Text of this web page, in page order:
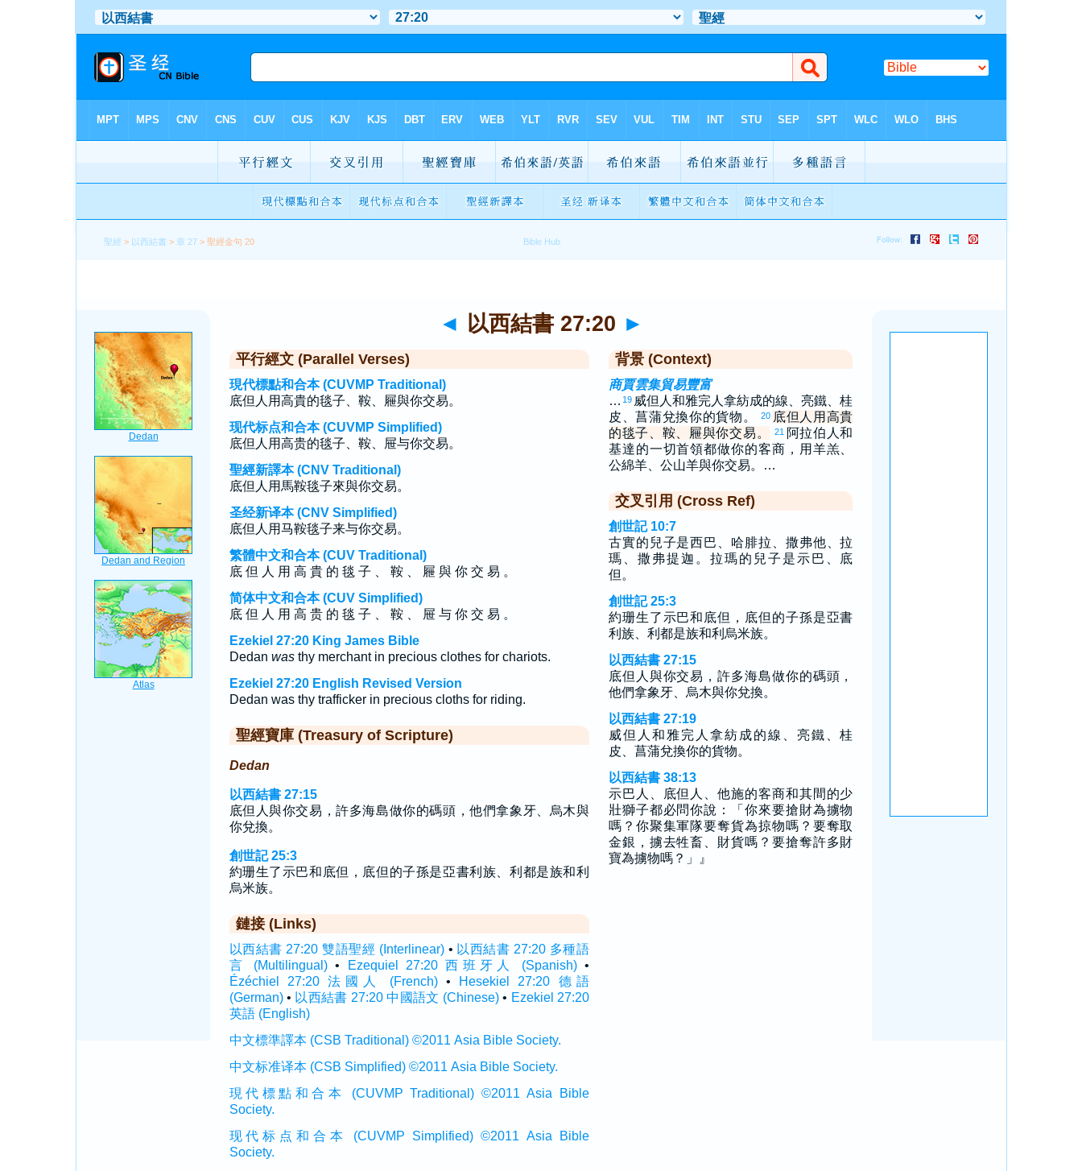
聖經 > 以西結書 > 章 27 > 聖經金句 20
◄ 以西結書 27:20 ►
平行經文 (Parallel Verses)
現代標點和合本 (CUVMP Traditional)
底但人用高貴的毯子、鞍、屜與你交易。
现代标点和合本 (CUVMP Simplified)
底但人用高贵的毯子、鞍、屉与你交易。
聖經新譯本 (CNV Traditional)
底但人用馬鞍毯子來與你交易。
圣经新译本 (CNV Simplified)
底但人用马鞍毯子来与你交易。
繁體中文和合本 (CUV Traditional)
底 但 人 用 高 貴 的 毯 子 、 鞍 、 屜 與 你 交 易 。
简体中文和合本 (CUV Simplified)
底 但 人 用 高 贵 的 毯 子 、 鞍 、 屉 与 你 交 易 。
Ezekiel 27:20 King James Bible
Dedan wasthy merchant in precious clothes for chariots.
Ezekiel 27:20 English Revised Version
Dedan was thy trafficker in precious cloths for riding.
聖經寶庫 (Treasury of Scripture)
Dedan
以西結書 27:15
底但人與你交易，許多海島做你的碼頭，他們拿象牙、烏木與
你兌換。
創世記 25:3
約珊生了示巴和底但，底但的子孫是亞書利族、利都是族和利
烏米族。
鏈接 (Links)
以西結書 27:20 雙語聖經 (Interlinear) • 以西結書 27:20 多種語
言 (Multilingual) • Ezequiel 27:20 西班牙人 (Spanish)•
Ézéchiel 27:20 法國人 (French)•
Hesekiel 27:20 德語
(German)• 以西結書 27:20 中國語文 (Chinese)• Ezekiel 27:20
英語 (English)
中文標準譯本 (CSB Traditional) ©2011 Asia Bible Society.
中文标准译本 (CSB Simplified) ©2011 Asia Bible Society.
現代標點和合本 (CUVMP Traditional) ©2011 Asia Bible
Society.
现代标点和合本 (CUVMP Simplified) ©2011 Asia Bible
Society.
背景 (Context)
商賈雲集貿易豐富
… 19 威但人和雅完人拿紡成的線、亮鐵、桂
皮、菖蒲兌換你的貨物。
20 底但人用高貴
的毯子、鞍、屜與你交易。
21 阿拉伯人和
基達的一切首領都做你的客商，用羊羔、
公綿羊、公山羊與你交易。…
交叉引用 (Cross Ref)
創世記 10:7
古實的兒子是西巴、哈腓拉、撒弗他、拉
瑪、撒弗提迦。拉瑪的兒子是示巴、底
但。
創世記 25:3
約珊生了示巴和底但，底但的子孫是亞書
利族、利都是族和利烏米族。
以西結書 27:15
底但人與你交易，許多海島做你的碼頭，
他們拿象牙、烏木與你兌換。
以西結書 27:19
威但人和雅完人拿紡成的線、亮鐵、桂
皮、菖蒲兌換你的貨物。
以西結書 38:13
示巴人、底但人、他施的客商和其間的少
壯獅子都必問你說：「你來要搶財為擄物
嗎？你聚集軍隊要奪貨為掠物嗎？要奪取
金銀，擄去牲畜、財貨嗎？要搶奪許多財
寶為擄物嗎？」』